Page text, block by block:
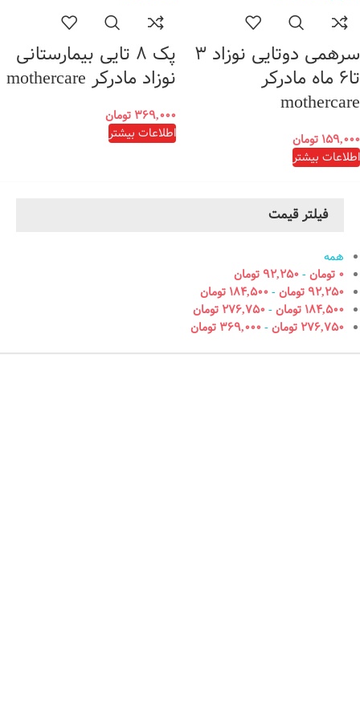
فیلتر قیمت
همه
۰ تومان-۹۲,۲۵۰ تومان
۹۲,۲۵۰ تومان-۱۸۴,۵۰۰ تومان
۱۸۴,۵۰۰ تومان-۲۷۶,۷۵۰ تومان
۲۷۶,۷۵۰ تومان-۳۶۹,۰۰۰ تومان
سرهمی دوتایی نوزاد ۳
تا۶ ماه مادرکر
mothercare
۱۵۹,۰۰۰ تومان
اطلاعات بیشتر
پک ٨ تایى بیمارستانى
نوزاد مادرکر mothercare
۳۶۹,۰۰۰ تومان
اطلاعات بیشتر